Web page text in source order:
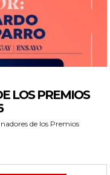
LOS PREMIOS
de los Premios